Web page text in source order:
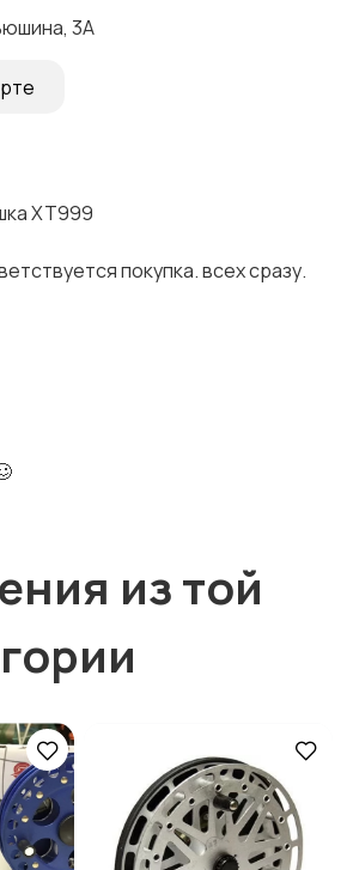
3А
XT999
покупка. всех сразу.
из той